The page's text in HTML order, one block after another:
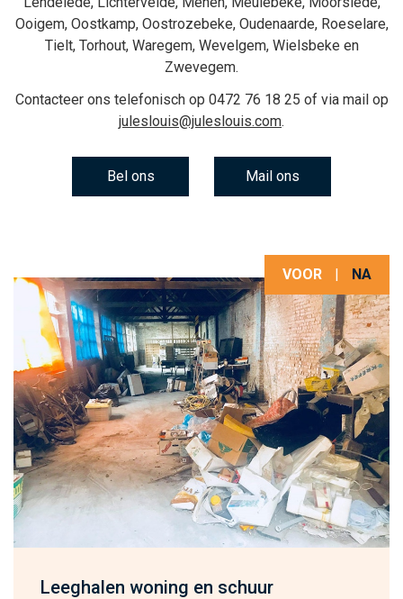
Ooigem, Oostkamp, Oostrozebeke, Oudenaarde, Roeselare,
Tielt, Torhout, Waregem, Wevelgem, Wielsbeke en
Zwevegem.
Contacteer ons telefonisch op 0472 76 18 25 of via mail op
juleslouis@juleslouis.com.
Bel ons Mail ons
VOOR | NA
Leeghalen woning en schuur